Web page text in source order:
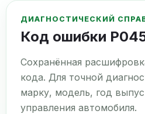
ДИАГНОСТИЧЕСКИЙ
Код ошибки
Сохранённая
кода. Для точной
марку, модель, год
управления автомобиля.